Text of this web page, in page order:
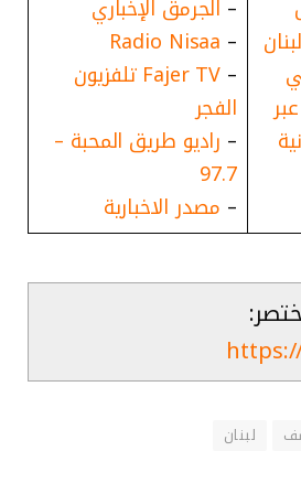
– الجرمق الإخباري
–
Radio Nisaa
–
Fajer TV تلفزيون
الفجر
– راديو طريق المحبة –
97.7
– مصدر الاخبارية
لبنان